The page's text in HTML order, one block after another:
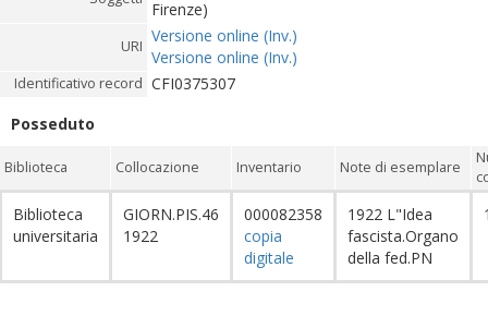
Firenze)
URI
Versione online (Inv.)
Versione online (Inv.)
Identificativo record CFI0375307
Posseduto
Biblioteca Collocazione Inventario Note di esemplare
Biblioteca
universitaria
GIORN.PIS.46
1922
000082358
copia
digitale
1922 L"Idea
fascista.Organo
della fed.PN